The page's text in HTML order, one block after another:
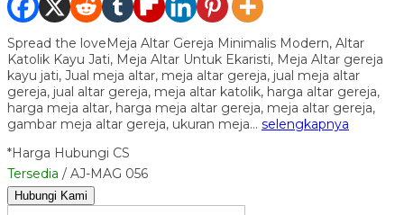
Spread the loveMeja Altar Gereja Minimalis Modern, Altar
Katolik Kayu Jati, Meja Altar Untuk Ekaristi, Meja Altar gereja
kayu jati, Jual meja altar, meja altar gereja, jual meja altar
gereja, jual altar gereja, meja altar katolik, harga altar gereja,
harga meja altar, harga meja altar gereja, meja altar gereja,
gambar meja altar gereja, ukuran meja… selengkapnya
*Harga Hubungi CS
Tersedia / AJ-MAG 056
Hubungi Kami